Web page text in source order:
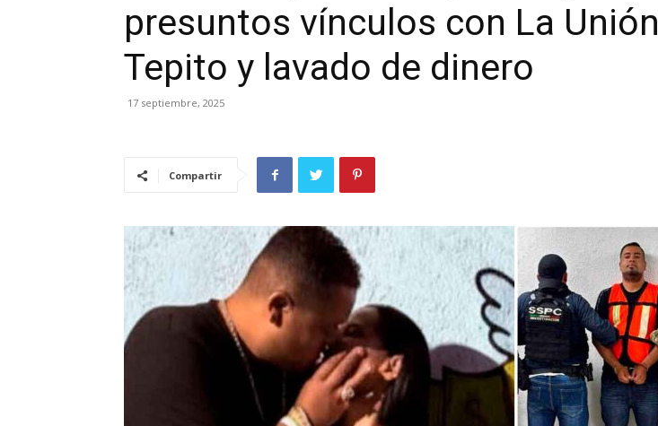
presuntos vínculos con La Unión
Tepito y lavado de dinero
17 septiembre, 2025
Compartir